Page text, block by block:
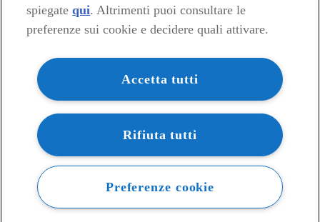
© 2020 Zanichelli Editore spa
Contatti e recapiti
my.zanichelli.it
Filiali e agenzie
Acquisti: informazioni precontrattuali
Area stampa
Privacy
spiegate qui. Altrimenti puoi consultare le
preferenze sui cookie e decidere quali attivare.
Accetta tutti
Rifiuta tutti
Preferenze cookie